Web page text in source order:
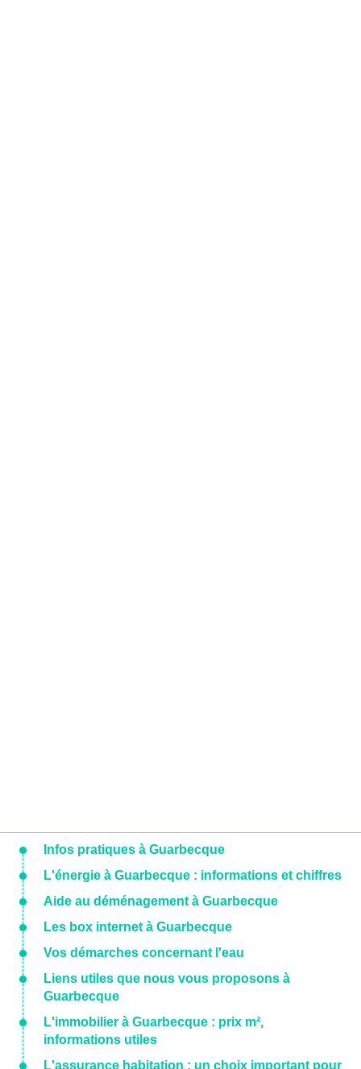
Infos pratiques à Guarbecque
L'énergie à Guarbecque : informations et chiffres
Aide au déménagement à Guarbecque
Les box internet à Guarbecque
Vos démarches concernant l'eau
Liens utiles que nous vous proposons à
Guarbecque
L'immobilier à Guarbecque : prix m²,
informations utiles
L'assurance habitation : un choix important pour